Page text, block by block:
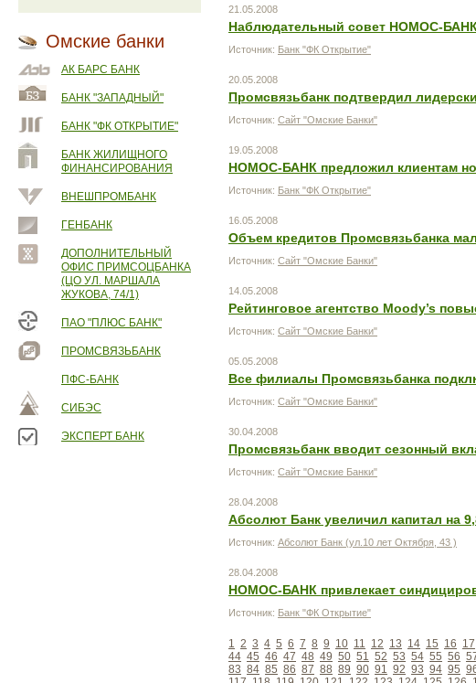
Омские банки
АК БАРС БАНК
БАНК "ЗАПАДНЫЙ"
БАНК "ФК ОТКРЫТИЕ"
БАНК ЖИЛИЩНОГО
ФИНАНСИРОВАНИЯ
ВНЕШПРОМБАНК
ГЕНБАНК
ДОПОЛНИТЕЛЬНЫЙ
ОФИС ПРИМСОЦБАНКА
(ЦО УЛ. МАРШАЛА
ЖУКОВА, 74/1)
ПАО "ПЛЮС БАНК"
ПРОМСВЯЗЬБАНК
ПФС-БАНК
СИБЭС
ЭКСПЕРТ БАНК
21.05.2008
Наблюдательный совет НОМОС-
Источник: Банк "ФК Открытие"
20.05.2008
Промсвязьбанк подтвердил
Источник: Сайт "Омские Банки"
19.05.2008
НОМОС-БАНК предложил клиентам
Источник: Банк "ФК Открытие"
16.05.2008
Объем кредитов Промсвязьбанка
Источник: Сайт "Омские Банки"
14.05.2008
Рейтинговое агентство Moody’s
Источник: Сайт "Омские Банки"
05.05.2008
Все филиалы Промсвязьбанка
Источник: Сайт "Омские Банки"
30.04.2008
Промсвязьбанк вводит сезонный
Источник: Сайт "Омские Банки"
28.04.2008
Абсолют Банк увеличил капитал на
Источник: Абсолют Банк (ул.10 лет Октября, 43 )
28.04.2008
НОМОС-БАНК привлекает
Источник: Банк "ФК Открытие"
1 2 3 4 5 6 7 8 9 10 11 12 13 14 15 16 17
44 45 46 47 48 49 50 51 52 53 54 55 56
83 84 85 86 87 88 89 90 91 92 93 94 95